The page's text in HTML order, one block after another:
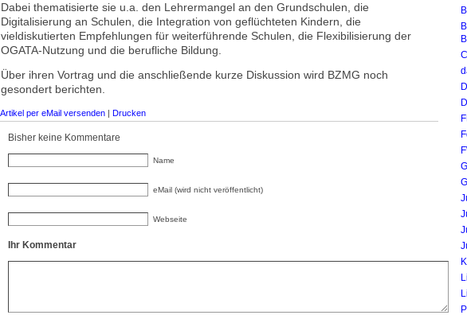
Dabei thematisierte sie u.a. den Lehrermangel an den Grundschulen, die
Digitalisierung an Schulen, die Integration von geflüchteten Kindern, die
vieldiskutierten Empfehlungen für weiterführende Schulen, die Flexibilisierung der
OGATA-Nutzung und die berufliche Bildung.
Über ihren Vortrag und die anschließende kurze Diskussion wird BZMG noch
gesondert berichten.
Artikel per eMail versenden | Drucken
Bisher keine Kommentare
Name
eMail (wird nicht veröffentlicht)
Webseite
Ihr Kommentar